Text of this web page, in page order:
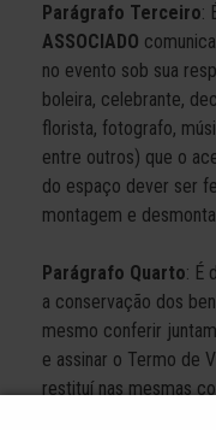
Parágrafo Terceiro:
ASSOCIADO
no evento sob sua
boleira, celebrante,
florista, fotografo,
entre outros) que o
do espaço dever ser
montagem e
Parágrafo Quarto: É
a conservação dos
mesmo conferir
e assinar o Termo de
restituí nas mesmas